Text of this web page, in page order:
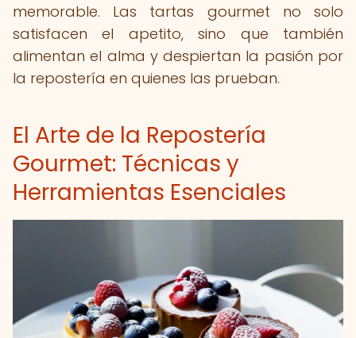
memorable. Las tartas gourmet no solo
satisfacen el apetito, sino que también
alimentan el alma y despiertan la pasión por
la repostería en quienes las prueban.
El Arte de la Repostería
Gourmet: Técnicas y
Herramientas Esenciales